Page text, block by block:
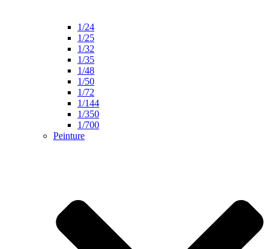
1/24
1/25
1/32
1/35
1/48
1/50
1/72
1/144
1/350
1/700
Peinture